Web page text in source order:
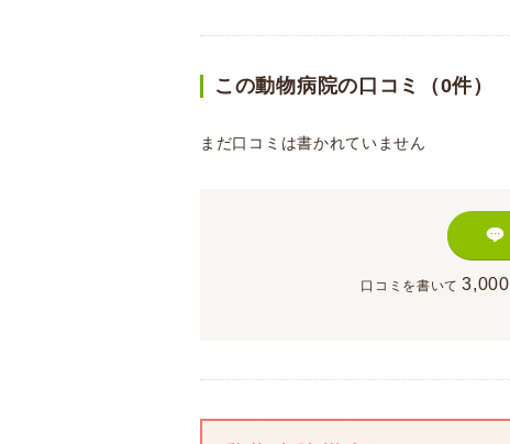
この動物病院の口コミ（0件）
まだ口コミは書かれていません
口コミを書いて 3,000